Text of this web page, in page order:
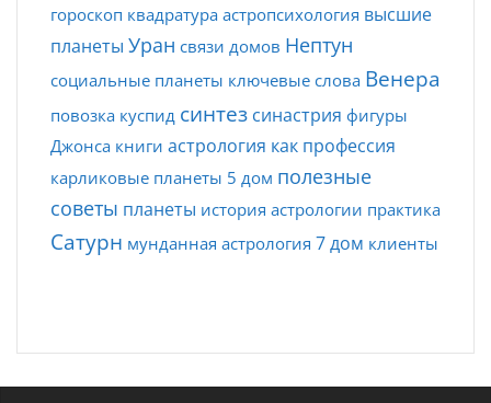
гороскоп квадратура астропсихология высшие
планеты Уран связи домов Нептун
социальные планеты ключевые слова Венера
повозка куспид синтез синастрия фигуры
Джонса книги астрология как профессия
карликовые планеты 5 дом полезные
советы планеты история астрологии практика
Сатурн мунданная астрология 7 дом клиенты